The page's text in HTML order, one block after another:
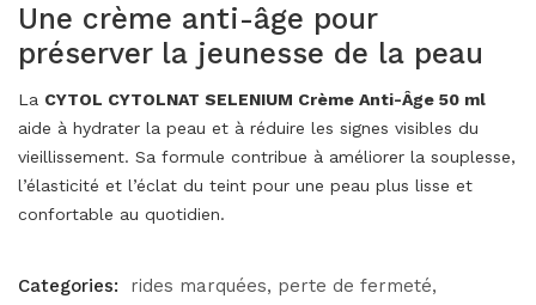
Une crème anti-âge pour
préserver la jeunesse de la peau
La CYTOL CYTOLNAT SELENIUM Crème Anti-Âge 50 ml
aide à hydrater la peau et à réduire les signes visibles du
vieillissement. Sa formule contribue à améliorer la souplesse,
l’élasticité et l’éclat du teint pour une peau plus lisse et
confortable au quotidien.
Categories:
rides marquées, perte de fermeté